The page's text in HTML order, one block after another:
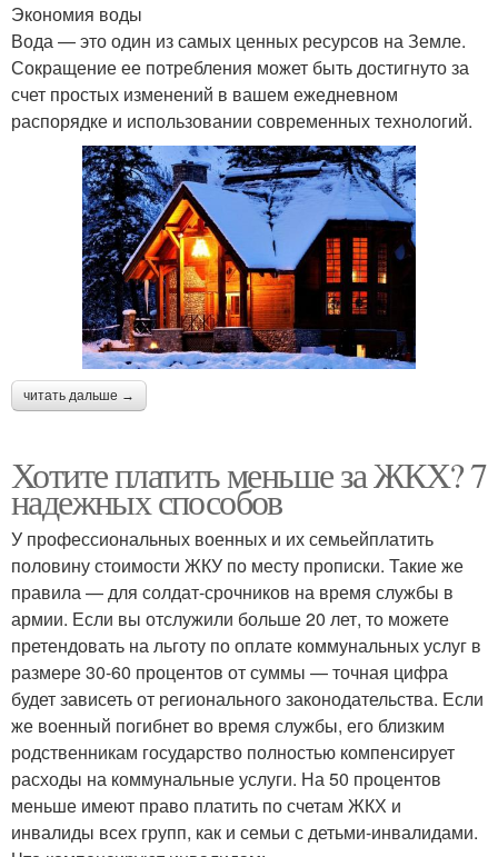
Экономия воды
Вода — это один из самых ценных ресурсов на Земле.
Сокращение ее потребления может быть достигнуто за
счет простых изменений в вашем ежедневном
распорядке и использовании современных технологий.
читать дальше →
Хотите платить меньше за ЖКХ? 7
надежных способов
У профессиональных военных и их семьейплатить
половину стоимости ЖКУ по месту прописки. Такие же
правила — для солдат-срочников на время службы в
армии. Если вы отслужили больше 20 лет, то можете
претендовать на льготу по оплате коммунальных услуг в
размере 30-60 процентов от суммы — точная цифра
будет зависеть от регионального законодательства. Если
же военный погибнет во время службы, его близким
родственникам государство полностью компенсирует
расходы на коммунальные услуги. На 50 процентов
меньше имеют право платить по счетам ЖКХ и
инвалиды всех групп, как и семьи с детьми-инвалидами.